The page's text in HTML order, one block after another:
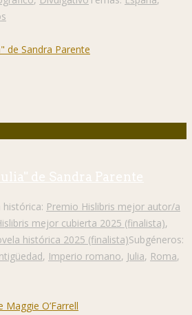
de Sandra Parente
histórica: Premio Hislibris mejor autor/a
mejor cubierta 2025 (finalista),
histórica 2025 (finalista)Subgéneros:
, Imperio romano, Julia, Roma,